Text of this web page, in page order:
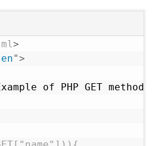
>
en">
of PHP GET method